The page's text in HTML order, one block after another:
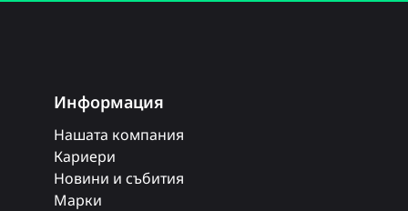
Информация
Нашата компания
Кариери
Новини и събития
Марки